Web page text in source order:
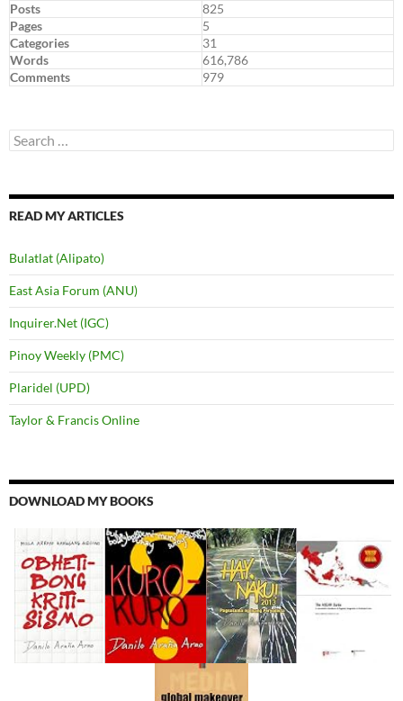
Posts
825
Pages
5
Categories
31
Words
616,786
Comments
979
Search
for:
READ MY ARTICLES
Bulatlat (Alipato)
East Asia Forum (ANU)
Inquirer.Net (IGC)
Pinoy Weekly (PMC)
Plaridel (UPD)
Taylor & Francis Online
DOWNLOAD MY BOOKS